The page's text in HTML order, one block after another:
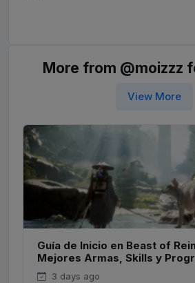
More from @moizzz
View More
Guía de Inicio en Beast of
Mejores Armas, Skills y
3 days ago